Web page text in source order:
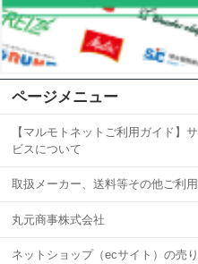
ページメニュー
【マルモトネットご利用ガイド】
ビスについて
取扱メーカー、送料等その他ご利
丸元商事株式会社
ネットショップ（ecサイト）の売